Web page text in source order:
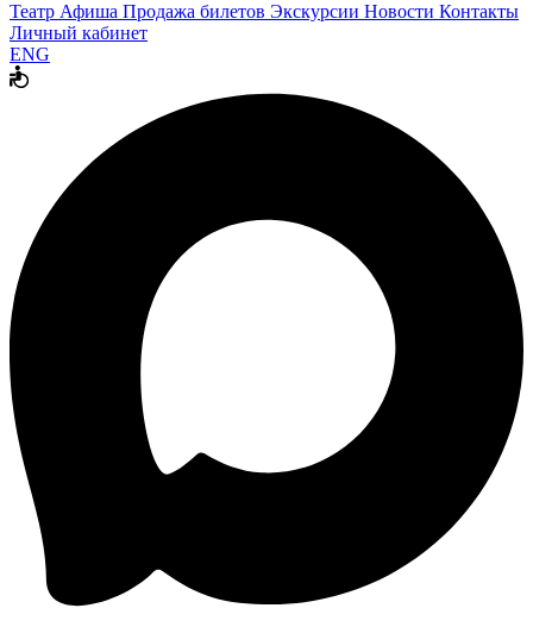
Театр Афиша Продажа билетов Экскурсии Новости Контакты
Личный кабинет
ENG